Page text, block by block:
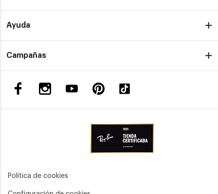
Ayuda
Campañas
Política de cookies